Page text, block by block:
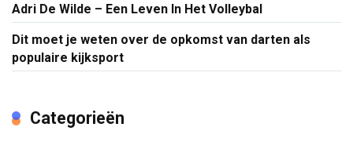
Adri De Wilde – Een Leven In Het Volleybal
Dit moet je weten over de opkomst van darten als
populaire kijksport
Categorieën